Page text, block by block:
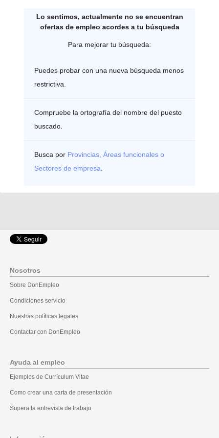
Lo sentimos, actualmente no se encuentran
ofertas de empleo acordes a tu búsqueda
Para mejorar tu búsqueda:
Puedes probar con una nueva búsqueda menos
restrictiva.
Compruebe la ortografía del nombre del puesto
buscado.
Busca por Provincias, Áreas funcionales o
Sectores de empresa
Nosotros
Sobre DonEmpleo
Condiciones servicio
Nuestras políticas legales
Contactar con DonEmpleo
Ayuda al empleo
Ejemplos de Currículum Vitae
Como crear una carta de presentación
Supera la entrevista de trabajo